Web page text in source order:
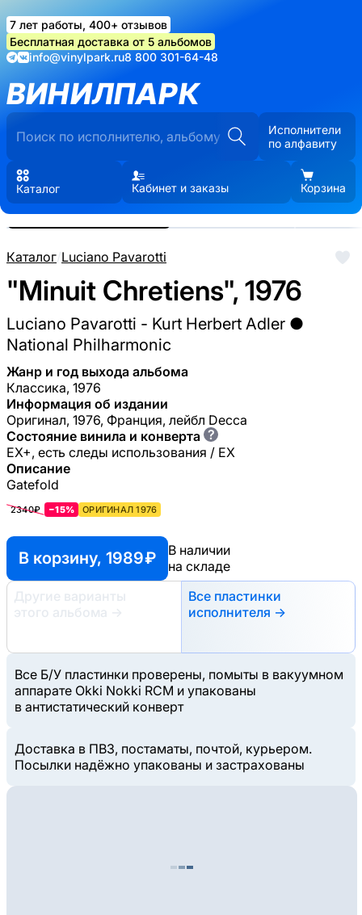
7 лет работы, 400+ отзывов
Бесплатная доставка от 5 альбомов
info@vinylpark.ru8 800 301-64-48
ВИНИЛПАРК
Исполнители
по алфавиту
Каталог Кабинет и заказы Корзина
Каталог/Luciano Pavarotti
"Minuit Chretiens", 1976
Luciano Pavarotti - Kurt Herbert Adler ●
National Philharmonic
Жанр и год выхода альбома
Классика, 1976
Информация об издании
Оригинал, 1976, Франция, лейбл Decca
Состояние винила и конверта ?
EX+, есть следы использования / EX
Описание
Gatefold
2340₽ −15% ОРИГИНАЛ 1976
В корзину, 1989 ₽
В наличии
на складе
Другие варианты
этого альбома
→
Все пластинки
исполнителя →
Все Б/У пластинки проверены, помыты в вакуумном
аппарате Okki Nokki RCM и упакованы
в антистатический конверт
Доставка в ПВЗ, постаматы, почтой, курьером.
Посылки надёжно упакованы и застрахованы
Реальные фото пластинки.
Нажмите, чтобы увеличить